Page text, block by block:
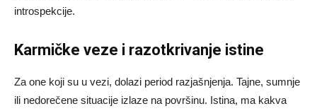
introspekcije.
Karmičke veze i razotkrivanje istine
Za one koji su u vezi, dolazi period razjašnjenja. Tajne, sumnje
ili nedorečene situacije izlaze na površinu. Istina, ma kakva